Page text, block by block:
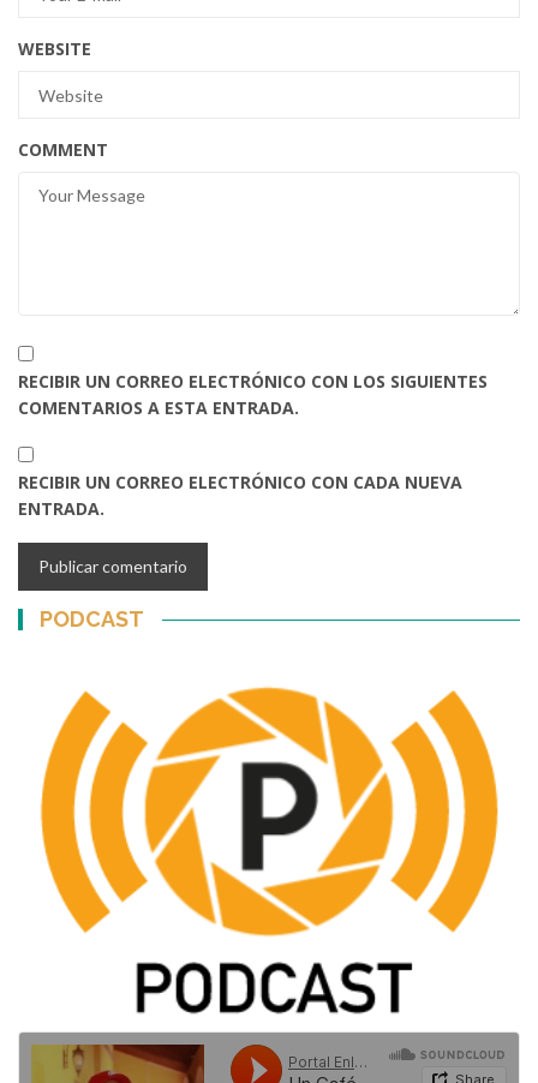
WEBSITE
COMMENT
RECIBIR UN CORREO ELECTRÓNICO CON LOS SIGUIENTES
COMENTARIOS A ESTA ENTRADA.
RECIBIR UN CORREO ELECTRÓNICO CON CADA NUEVA
ENTRADA.
PODCAST